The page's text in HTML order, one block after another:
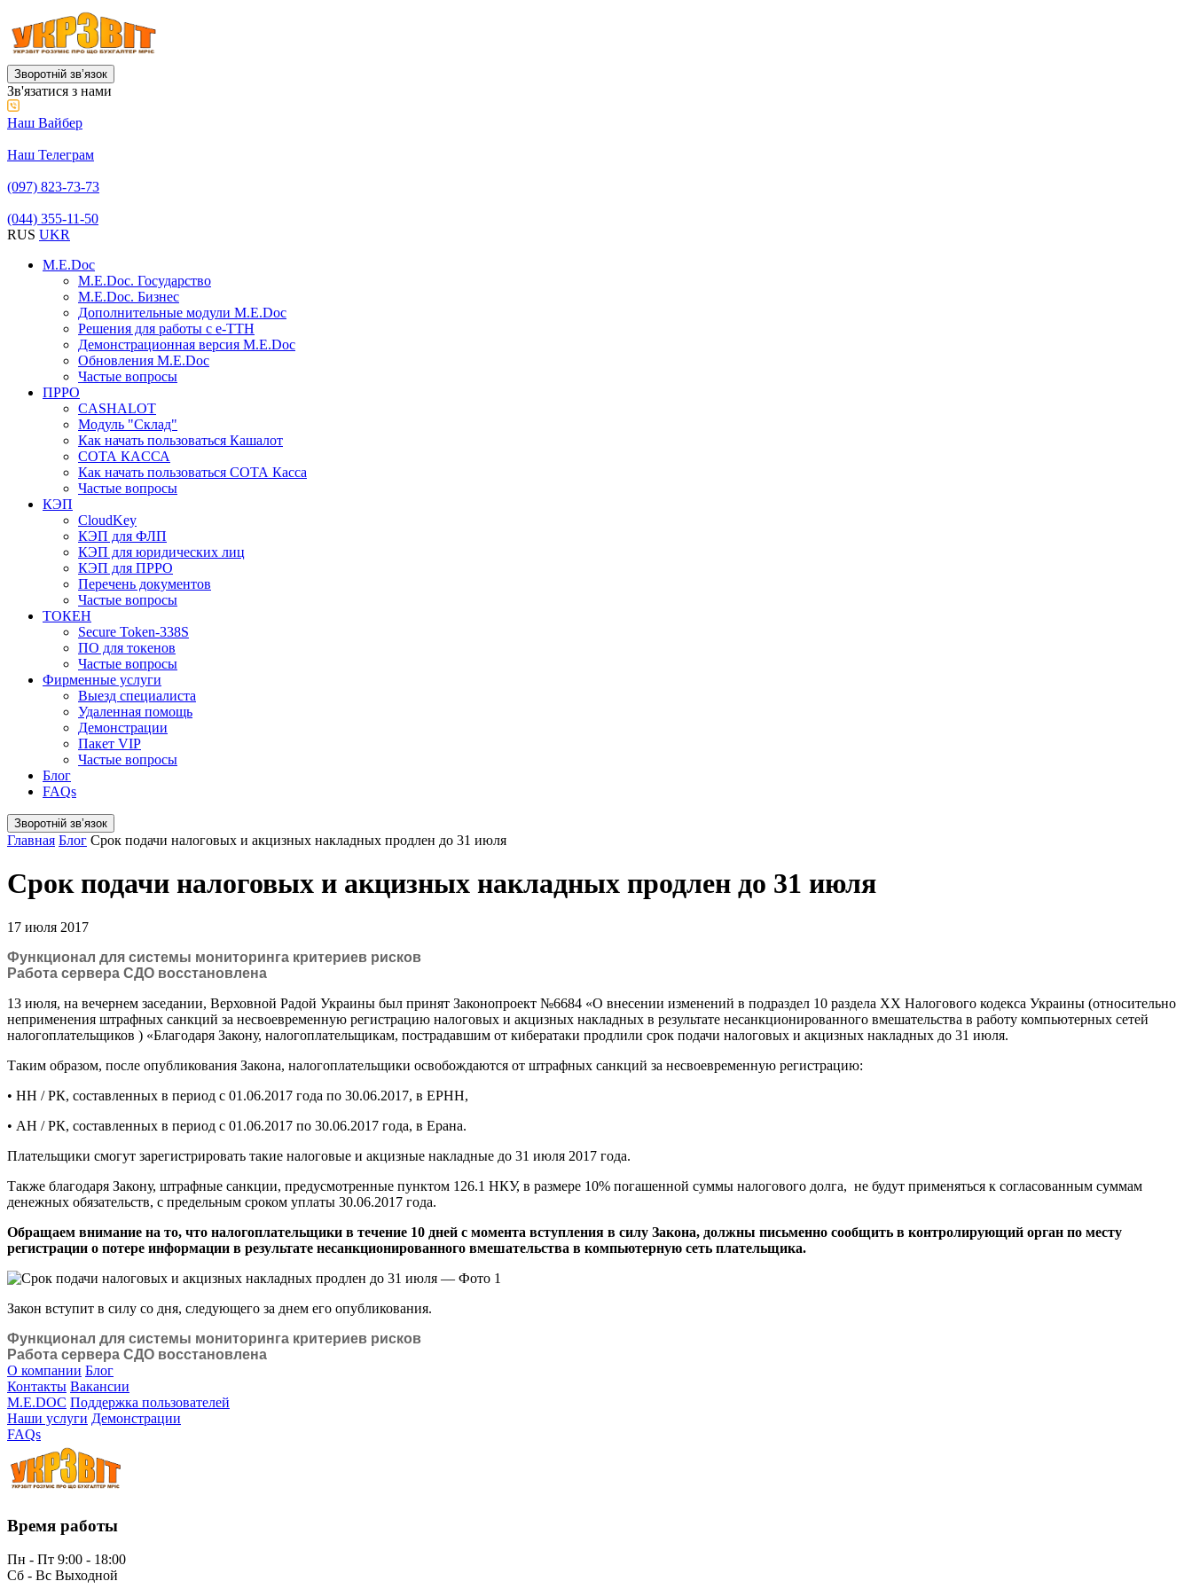
Зворотній звʼязок
Зв'язатися з нами
Наш Вайбер
Наш Телеграм
(097) 823-73-73
(044) 355-11-50
RUS UKR
M.E.Doc
M.E.Doc. Государство
M.E.Doc. Бизнес
Дополнительные модули M.E.Doc
Решения для работы с е-ТТН
Демонстрационная версия M.E.Doc
Обновления M.E.Doc
Частые вопросы
ПРРО
CASHALOT
Модуль "Склад"
Как начать пользоваться Кашалот
СОТА КАCСА
Как начать пользоваться СОТА Касса
Частые вопросы
КЭП
CloudKey
КЭП для ФЛП
КЭП для юридических лиц
КЭП для ПРРО
Перечень документов
Частые вопросы
ТОКЕН
Secure Token-338S
ПО для токенов
Частые вопросы
Фирменные услуги
Выезд специалиста
Удаленная помощь
Демонстрации
Пакет VIP
Частые вопросы
Блог
FAQs
Зворотній звʼязок
Главная Блог Срок подачи налоговых и акцизных накладных продлен до 31 июля
Срок подачи налоговых и акцизных накладных продлен до 31 июля
17 июля 2017
Функционал для системы мониторинга критериев рисков
Работа сервера СДО восстановлена
13 июля, на вечернем заседании, Верховной Радой Украины был принят Законопроект №6684 «О внесении изменений в подраздел 10 раздела ХХ Налогового кодекса Украины (относительно
неприменения штрафных санкций за несвоевременную регистрацию налоговых и акцизных накладных в результате несанкционированного вмешательства в работу компьютерных сетей
налогоплательщиков ) «Благодаря Закону, налогоплательщикам, пострадавшим от кибератаки продлили срок подачи налоговых и акцизных накладных до 31 июля.
Таким образом, после опубликования Закона, налогоплательщики освобождаются от штрафных санкций за несвоевременную регистрацию:
• НН / РК, составленных в период с 01.06.2017 года по 30.06.2017, в ЕРНН,
• АН / РК, составленных в период с 01.06.2017 по 30.06.2017 года, в Ерана.
Плательщики смогут зарегистрировать такие налоговые и акцизные накладные до 31 июля 2017 года.
Также благодаря Закону, штрафные санкции, предусмотренные пунктом 126.1 НКУ, в размере 10% погашенной суммы налогового долга, не будут применяться к согласованным суммам
денежных обязательств, с предельным сроком уплаты 30.06.2017 года.
Обращаем внимание на то, что налогоплательщики в течение 10 дней с момента вступления в силу Закона, должны письменно сообщить в контролирующий орган по месту
регистрации о потере информации в результате несанкционированного вмешательства в компьютерную сеть плательщика.
Закон вступит в силу со дня, следующего за днем ​​его опубликования.
Функционал для системы мониторинга критериев рисков
Работа сервера СДО восстановлена
О компании Блог
Контакты Вакансии
M.E.DOC Поддержка пользователей
Наши услуги Демонстрации
FAQs
Время работы
Пн - Пт 9:00 - 18:00
Сб - Вс Выходной